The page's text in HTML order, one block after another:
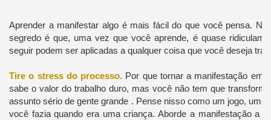
Aprender a manifestar algo é mais fácil do que você pensa. Na
segredo é que, uma vez que você aprende, é quase
seguir podem ser aplicadas a qualquer coisa que você deseja
Tire o stress do processo. Por que tornar a manifestação em
sabe o valor do trabalho duro, mas você não tem que
assunto sério de gente grande . Pense nisso como um jogo, um
você fazia quando era uma criança. Aborde a manifestação a